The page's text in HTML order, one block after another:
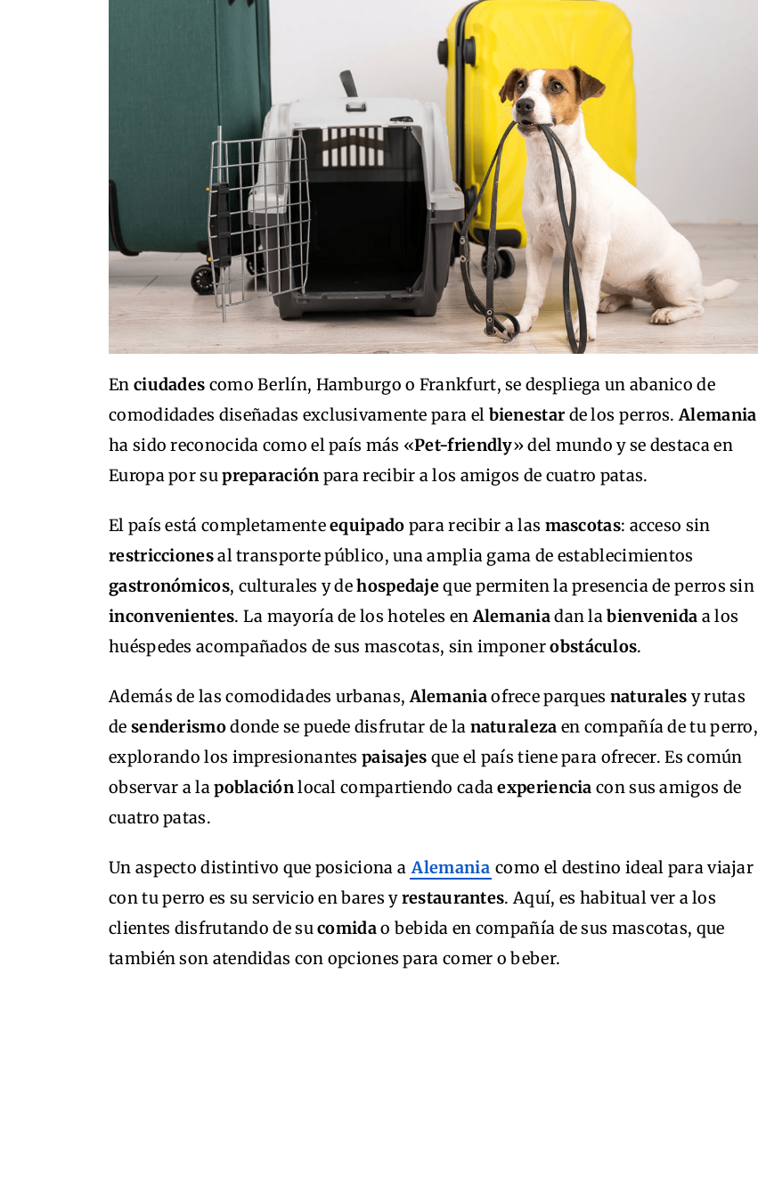
En ciudades como Berlín, Hamburgo o Frankfurt, se despliega un abanico de
comodidades diseñadas exclusivamente para el bienestar de los perros.Alemania
ha sido reconocida como el país más «Pet-friendly» del mundo y se destaca en
Europa por supreparación para recibir a los amigos de cuatro patas.
El país está completamenteequipado para recibir a las mascotas: acceso sin
restriccionesal transporte público, una amplia gama de establecimientos
gastronómicos, culturales y dehospedajeque permiten la presencia de perros sin
inconvenientes. La mayoría de los hoteles en Alemania dan labienvenida a los
huéspedes acompañados de sus mascotas, sin imponerobstáculos.
Además de las comodidades urbanas, Alemania ofrece parques naturales y rutas
de senderismodonde se puede disfrutar de la naturaleza en compañía de tu perro,
explorando los impresionantes paisajes que el país tiene para ofrecer. Es común
observar a lapoblaciónlocal compartiendo cadaexperiencia con sus amigos de
cuatro patas.
Un aspecto distintivo que posiciona a Alemania como el destino ideal para viajar
con tu perro es su servicio en bares yrestaurantes. Aquí, es habitual ver a los
clientes disfrutando de sucomida o bebida en compañía de sus mascotas, que
también son atendidas con opciones para comer o beber.